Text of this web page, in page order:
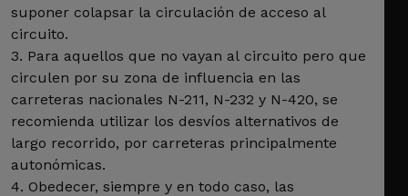
suponer colapsar la circulación de acceso al
circuito.
3. Para aquellos que no vayan al circuito pero que
circulen por su zona de influencia en las
carreteras nacionales N-211, N-232 y N-420, se
recomienda utilizar los desvíos alternativos de
largo recorrido, por carreteras principalmente
autonómicas.
4. Obedecer, siempre y en todo caso, las